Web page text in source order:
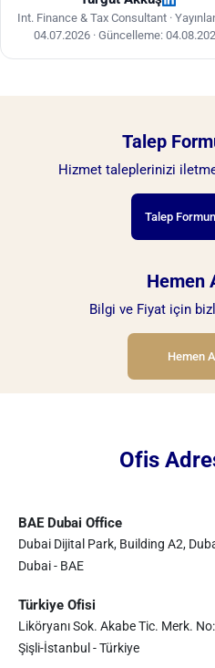
Int. Finance & Tax Consultant ·
04.07.2026· Güncelleme:
Talep
Hizmet taleplerinizi
Talep
Hemen
Bilgi ve Fiyat için
Hemen
Ofis
BAE Dubai Office
Dubai Dijital Park, Building A2,
Dubai - BAE
Türkiye Ofisi
Liköryanı Sok. Akabe Tic. Merk.
Şişli-İstanbul - Türkiye